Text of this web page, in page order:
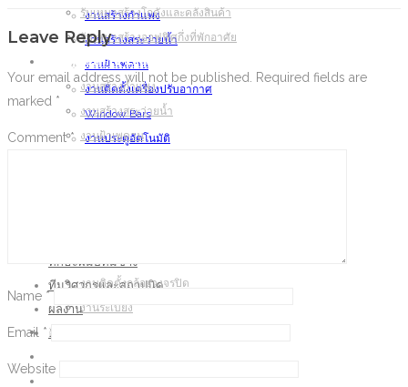
งานสร้างกำแพง
งานสร้างสระว่ายน้ำ
งานฝ้าเพดาน
งานติดตั้งเครื่องปรับอากาศ
Window Bars
งานประตูอัตโนมัติ
ทักษะฝีมือทีมช่าง
ทีมวิศวกรและสถาปนิค
ผลงาน
ติดต่อเรา
รับเหมาสร้างโกดังและคลังสินค้า
รับเหมาสร้างออฟฟิศกึ่งที่พักอาศัย
งานโครงสร้าง และงานรีโนเวท
งานสร้างกำแพง
งานสร้างสระว่ายน้ำ
งานฝ้าเพดาน
งานติดตั้งกล้องวงจรปิด
งานระเบียง
ทักษะฝีมือทีมช่าง
Leave Reply
Your email address will not be published.
Required fields are
marked *
Comment*
Name *
Email *
Website